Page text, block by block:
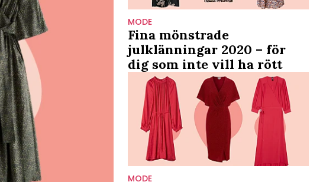
MODE
Fina mönstrade
julklänningar 2020 – för
dig som inte vill ha rött
MODE